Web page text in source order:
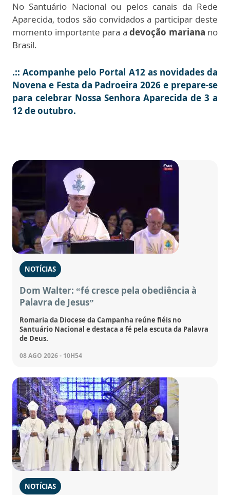
No Santuário Nacional ou pelos canais da Rede
Aparecida, todos são convidados a participar deste
momento importante para a devoção mariana no
Brasil.
.:: Acompanhe pelo Portal A12 as novidades da
Novena e Festa da Padroeira 2026 e prepare-se
para celebrar Nossa Senhora Aparecida de 3 a
12 de outubro.
NOTÍCIAS
Dom Walter: “fé cresce pela obediência à
Palavra de Jesus”
Romaria da Diocese da Campanha reúne fiéis no
Santuário Nacional e destaca a fé pela escuta da Palavra
de Deus.
08 AGO 2026 - 10H54
NOTÍCIAS